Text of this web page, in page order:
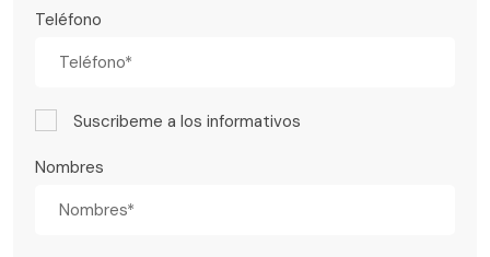
Teléfono
Suscribeme a los informativos
Nombres